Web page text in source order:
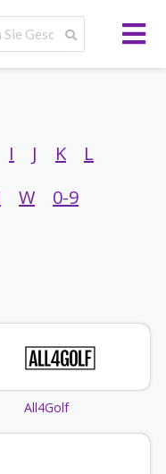
I J K
L
W 0-9
All4Golf